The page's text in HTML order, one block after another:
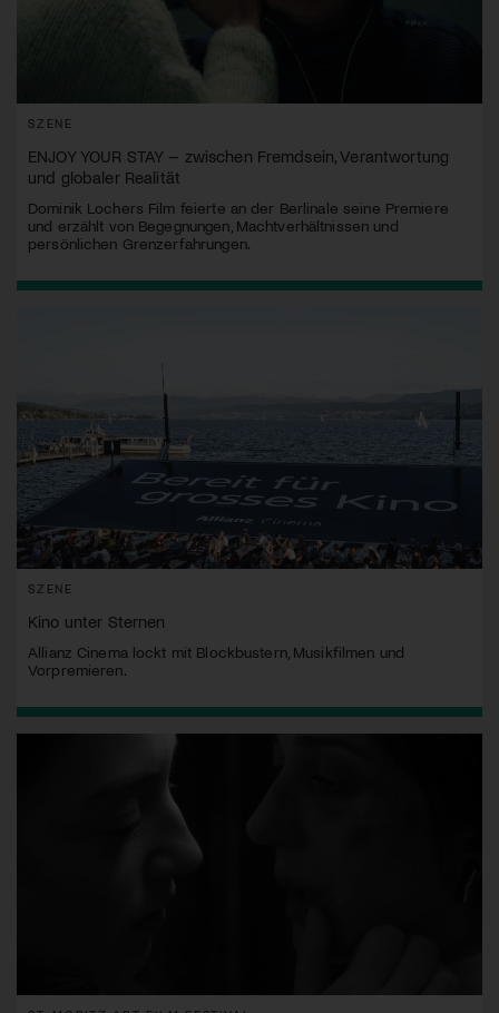
SZENE
ENJOY YOUR STAY – zwischen Fremdsein, Verantwortung
und globaler Realität
Dominik Lochers Film feierte an der Berlinale seine Premiere
und erzählt von Begegnungen, Machtverhältnissen und
persönlichen Grenzerfahrungen.
SZENE
Kino unter Sternen
Allianz Cinema lockt mit Blockbustern, Musikfilmen und
Vorpremieren.